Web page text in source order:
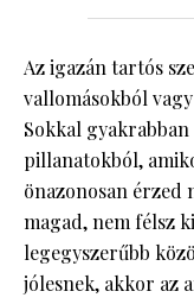
Az igazán tartós
vallomásokból
Sokkal
pillanatokból,
önazonosan érzed
magad, nem félsz
legegyszerűbb
jólesnek, akkor az